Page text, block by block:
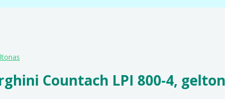
Countach LPI 800-4,